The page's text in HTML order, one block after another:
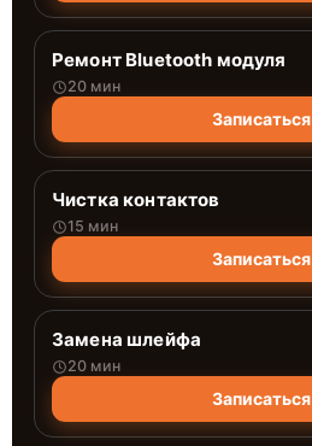
Ремонт Bluetooth модуля
20 мин
Записаться
Чистка контактов
15 мин
Записаться
Замена шлейфа
20 мин
Записаться